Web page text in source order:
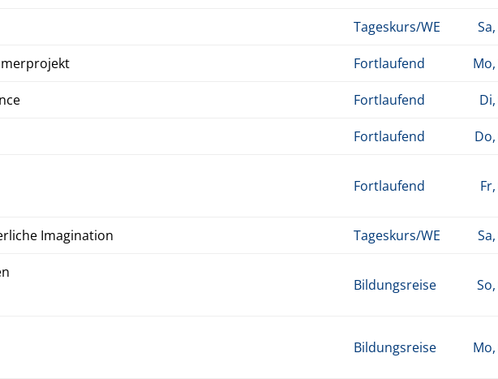
Tageskurs/WE Sa,
Fortlaufend Mo,
Fortlaufend Di,
Fortlaufend Do,
Fortlaufend Fr,
Imag­i­na­tion Tageskurs/WE Sa,
Bildungsreise So,
Bildungsreise Mo,